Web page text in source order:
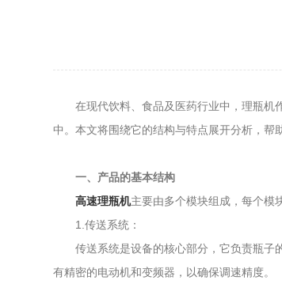
在现代饮料、食品及医药行业中，理瓶机作
中。本文将围绕它的结构与特点展开分析，帮
一、产品的基本结构
高速理瓶机主要由多个模块组成，每个模
1.传送系统：
传送系统是设备的核心部分，它负责瓶子的
有精密的电动机和变频器，以确保调速精度。